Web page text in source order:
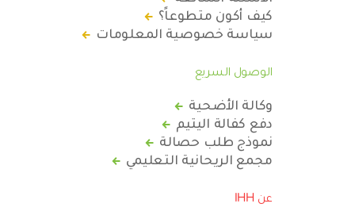
كيف أكون متطوعاً؟
سياسة خصوصية المعلومات
الوصول السريع
وكالة الأضحية
دفع كفالة اليتيم
نموذج طلب حصالة
مجمع الريحانية التعليمي
عن IHH